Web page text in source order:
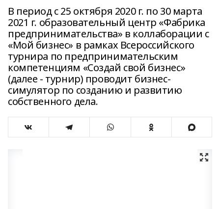
В период с 25 октября 2020 г. по 30 марта
2021 г. образовательный центр «Фабрика
предпринимательства» в коллаборации с
«Мой бизнес» в рамках Всероссийского
турнира по предпринимательским
компетенциям «Создай свой бизнес»
(далее - турнир) проводит бизнес-
симулятор по созданию и развитию
собственного дела.